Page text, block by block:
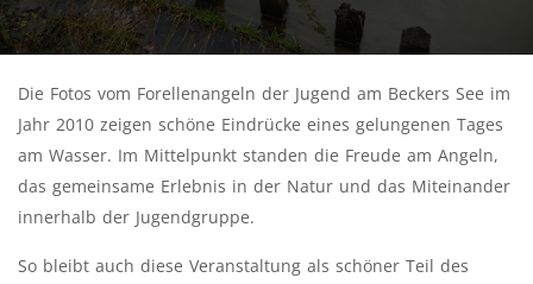
Die Fotos vom Forellenangeln der Jugend am Beckers See im
Jahr 2010 zeigen schöne Eindrücke eines gelungenen Tages
am Wasser. Im Mittelpunkt standen die Freude am Angeln,
das gemeinsame Erlebnis in der Natur und das Miteinander
innerhalb der Jugendgruppe.
So bleibt auch diese Veranstaltung als schöner Teil des